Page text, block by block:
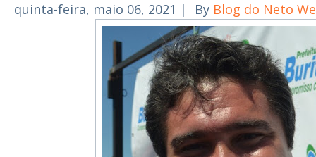
quinta-feira, maio 06, 2021 | By Blog do Neto